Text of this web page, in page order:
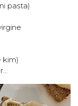
pasta)
kim)